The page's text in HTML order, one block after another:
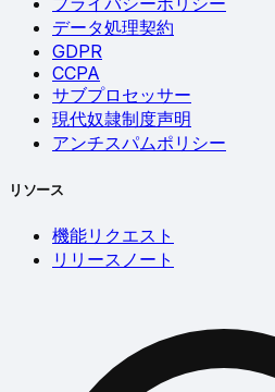
データ処理契約
GDPR
CCPA
サブプロセッサー
現代奴隷制度声明
アンチスパムポリシー
リソース
機能リクエスト
リリースノート